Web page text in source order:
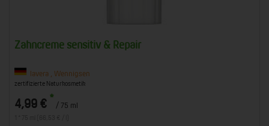
Zahncreme sensitiv & Repair
lavera , Wennigsen
zertifizierte Naturkosmetik
4,99 € * / 75 ml